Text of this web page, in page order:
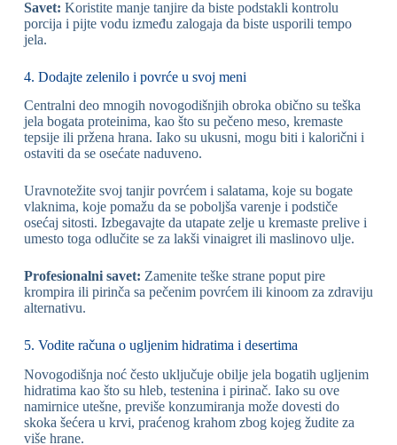
Savet: Koristite manje tanjire da biste podstakli kontrolu
porcija i pijte vodu između zalogaja da biste usporili tempo
jela.
4. Dodajte zelenilo i povrće u svoj meni
Centralni deo mnogih novogodišnjih obroka obično su teška
jela bogata proteinima, kao što su pečeno meso, kremaste
tepsije ili pržena hrana. Iako su ukusni, mogu biti i kalorični i
ostaviti da se osećate naduveno.
Uravnotežite svoj tanjir povrćem i salatama, koje su bogate
vlaknima, koje pomažu da se poboljša varenje i podstiče
osećaj sitosti. Izbegavajte da utapate zelje u kremaste prelive i
umesto toga odlučite se za lakši vinaigret ili maslinovo ulje.
Profesionalni savet: Zamenite teške strane poput pire
krompira ili pirinča sa pečenim povrćem ili kinoom za zdraviju
alternativu.
5. Vodite računa o ugljenim hidratima i desertima
Novogodišnja noć često uključuje obilje jela bogatih ugljenim
hidratima kao što su hleb, testenina i pirinač. Iako su ove
namirnice utešne, previše konzumiranja može dovesti do
skoka šećera u krvi, praćenog krahom zbog kojeg žudite za
više hrane.